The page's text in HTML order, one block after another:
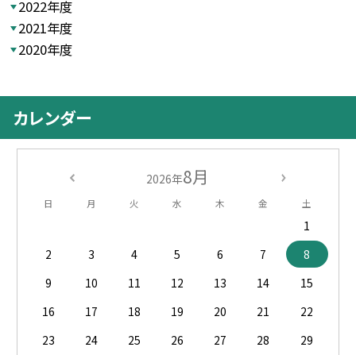
2022年度
2021年度
2020年度
カレンダー
2026年8月
日 月 火 水 木 金 土
1
2
3 4 5 6 7
8
9
10 11 12 13 14
15
16
17 18 19 20 21
22
23
24 25 26 27 28
29